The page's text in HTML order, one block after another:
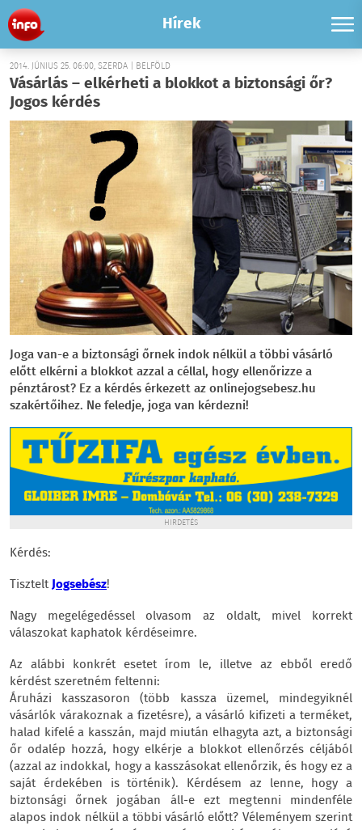
Hírek
2014. JÚNIUS 25. 06:00, SZERDA | BELFÖLD
Vásárlás – elkérheti a blokkot a biztonsági őr?
Jogos kérdés
Joga van-e a biztonsági őrnek indok nélkül a többi vásárló
előtt elkérni a blokkot azzal a céllal, hogy ellenőrizze a
pénztárost? Ez a kérdés érkezett az onlinejogsebesz.hu
szakértőihez. Ne feledje, joga van kérdezni!
HIRDETÉS
Kérdés:
TiszteltJogsebész!
Nagy megelégedéssel olvasom az oldalt, mivel korrekt
válaszokat kaphatok kérdéseimre.
Az alábbi konkrét esetet írom le, illetve az ebből eredő
kérdést szeretném feltenni:
Áruházi kasszasoron (több kassza üzemel, mindegyiknél
vásárlók várakoznak a fizetésre), a vásárló kifizeti a terméket,
halad kifelé a kasszán, majd miután elhagyta azt, a biztonsági
őr odalép hozzá, hogy elkérje a blokkot ellenőrzés céljából
(azzal az indokkal, hogy a kasszásokat ellenőrzik, és hogy ez a
saját érdekében is történik). Kérdésem az lenne, hogy a
biztonsági őrnek jogában áll-e ezt megtenni mindenféle
alapos indok nélkül a többi vásárló előtt? Véleményem szerint